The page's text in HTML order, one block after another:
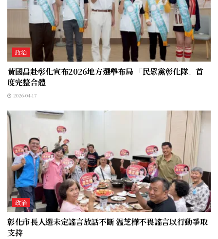
政治
黃國昌赴彰化宣布2026地方選舉布局 「民眾黨彰化隊」首
度完整合體
2026-04-17
政治
彰化市長人選未定謠言放話不斷 温芝樺不畏謠言以行動爭取
支持